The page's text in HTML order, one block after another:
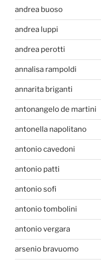
andrea buoso
andrea luppi
andrea perotti
annalisa rampoldi
annarita briganti
antonangelo de martini
antonella napolitano
antonio cavedoni
antonio patti
antonio sofi
antonio tombolini
antonio vergara
arsenio bravuomo